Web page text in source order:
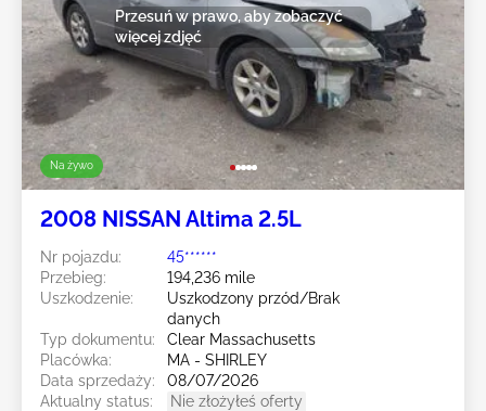
Na żywo
Przesuń w prawo, aby zobaczyć
więcej zdjęć
2008 NISSAN Altima 2.5L
Nr pojazdu:
45******
Przebieg:
194,236 mile
Uszkodzenie:
Uszkodzony przód/Brak
danych
Typ dokumentu:
Clear Massachusetts
Placówka:
MA - SHIRLEY
Data sprzedaży:
08/07/2026
Aktualny status:
Nie złożyłeś oferty